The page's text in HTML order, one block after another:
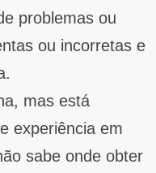
problemas ou
ou incorretas e
mas está
experiência em
sabe onde obter